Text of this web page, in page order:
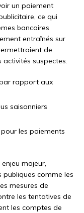
un paiement
ce qui
bancaires
entraînés sur
de
suspectes.
rapport aux
saisonniers
les paiements
majeur,
comme les
mesures de
les tentatives de
les comptes de